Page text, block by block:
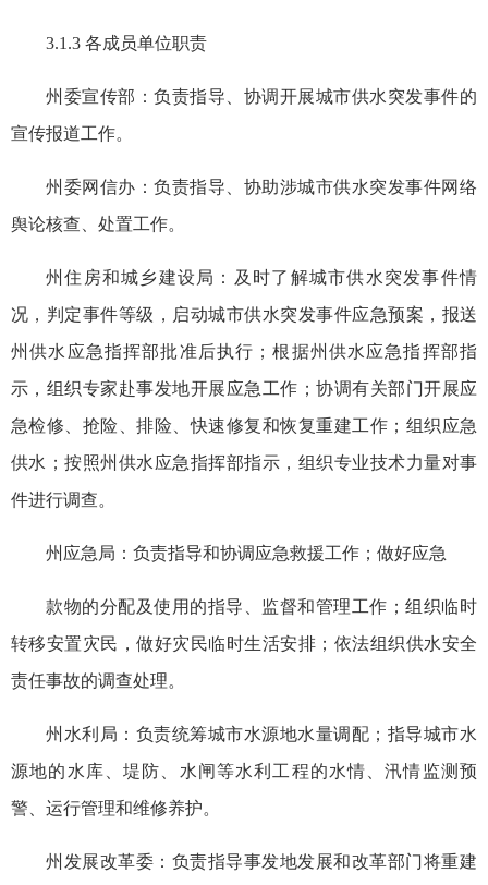
3.1.3 各成员单位职责
州委宣传部：负责指导、协调开展城市供水突发事件的
宣传报道工作。
州委网信办：负责指导、协助涉城市供水突发事件网络
舆论核查、处置工作。
州住房和城乡建设局：及时了解城市供水突发事件情
况，判定事件等级，启动城市供水突发事件应急预案，报送
州供水应急指挥部批准后执行；根据州供水应急指挥部指
示，组织专家赴事发地开展应急工作；协调有关部门开展应
急检修、抢险、排险、快速修复和恢复重建工作；组织应急
供水；按照州供水应急指挥部指示，组织专业技术力量对事
件进行调查。
州应急局：负责指导和协调应急救援工作；做好应急
款物的分配及使用的指导、监督和管理工作；组织临时
转移安置灾民，做好灾民临时生活安排；依法组织供水安全
责任事故的调查处理。
州水利局：负责统筹城市水源地水量调配；指导城市水
源地的水库、堤防、水闸等水利工程的水情、汛情监测预
警、运行管理和维修养护。
州发展改革委：负责指导事发地发展和改革部门将重建